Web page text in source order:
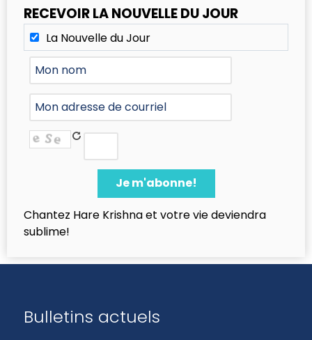
RECEVOIR LA NOUVELLE DU JOUR
La Nouvelle du Jour
Chantez Hare Krishna et votre vie deviendra
sublime!
Bulletins actuels